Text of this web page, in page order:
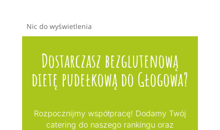
Nic do wyświetlenia
Dostarczasz bezglutenową
dietę pudełkową do Głogowa?
Rozpocznijmy współpracę! Dodamy Twój
catering do naszego rankingu oraz